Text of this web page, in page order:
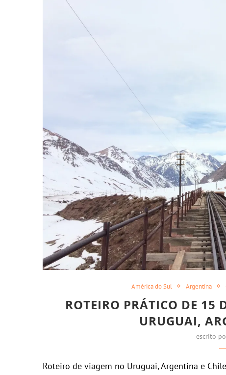
América do Sul Argentina
ROTEIRO PRÁTICO DE 15
URUGUAI,
escrito
Roteiro de viagem no Uruguai, Argentina e